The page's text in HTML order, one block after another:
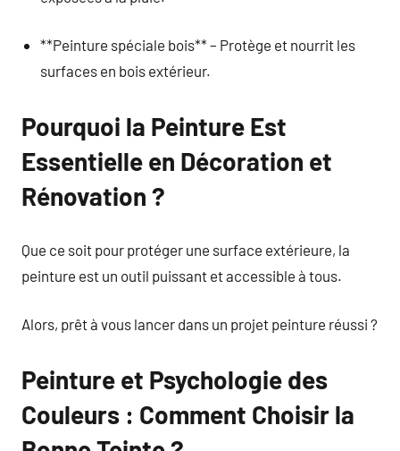
**Peinture spéciale bois** – Protège et nourrit les
surfaces en bois extérieur.
Pourquoi la Peinture Est
Essentielle en Décoration et
Rénovation ?
Que ce soit pour protéger une surface extérieure, la
peinture est un outil puissant et accessible à tous.
Alors, prêt à vous lancer dans un projet peinture réussi ?
Peinture et Psychologie des
Couleurs : Comment Choisir la